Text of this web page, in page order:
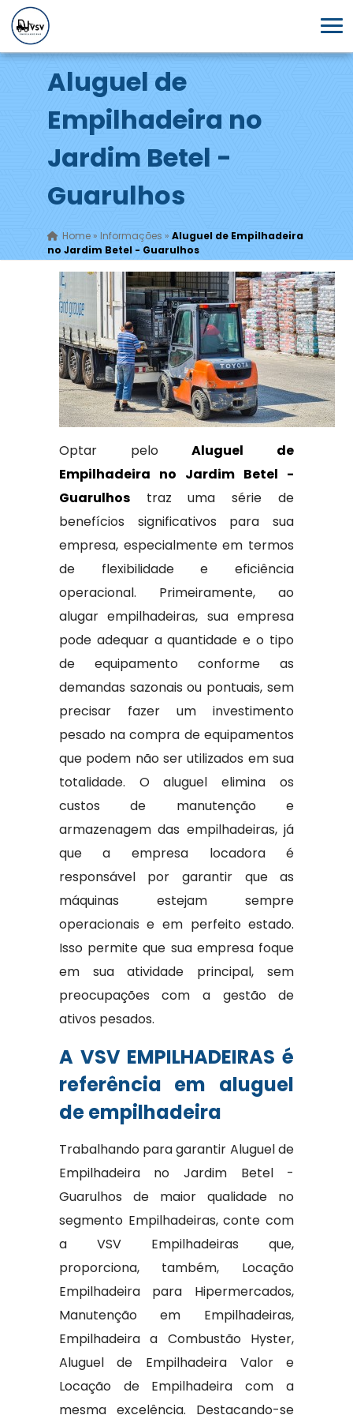
Aluguel de
Empilhadeira no
Jardim Betel -
Guarulhos
Home» Informações » Aluguel de Empilhadeira
no Jardim Betel - Guarulhos
Optar peloAluguel de
Empilhadeira no Jardim Betel -
Guarulhostraz uma série de
benefícios significativos para sua
empresa, especialmente em termos
de flexibilidade e eficiência
operacional. Primeiramente, ao
alugar empilhadeiras, sua empresa
pode adequar a quantidade e o tipo
de equipamento conforme as
demandas sazonais ou pontuais, sem
precisar fazer um investimento
pesado na compra de equipamentos
que podem não ser utilizados em sua
totalidade. O aluguel elimina os
custos de manutenção e
armazenagem das empilhadeiras, já
que a empresa locadora é
responsável por garantir que as
máquinas estejam sempre
operacionais e em perfeito estado.
Isso permite que sua empresa foque
em sua atividade principal, sem
preocupações com a gestão de
ativos pesados.
A VSV EMPILHADEIRAS é
referência em aluguel
de empilhadeira
Trabalhando para garantir Aluguel de
Empilhadeira no Jardim Betel -
Guarulhos de maior qualidade no
segmento Empilhadeiras, conte com
a VSV Empilhadeiras que,
proporciona, também, Locação
Empilhadeira para Hipermercados,
Manutenção em Empilhadeiras,
Empilhadeira a Combustão Hyster,
Aluguel de Empilhadeira Valor e
Locação de Empilhadeira com a
mesma excelência. Destacando-se